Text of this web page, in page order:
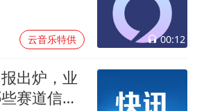
云音乐特供 00:12
出炉，业
赛道信